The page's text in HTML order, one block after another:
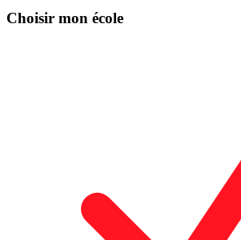
Choisir mon école